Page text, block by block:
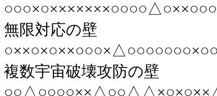
無限対応の壁
複数宇宙破壊攻防の壁